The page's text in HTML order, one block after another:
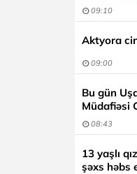
09:10
Aktyora
09:00
Bu gün
Müdafiəsi
08:43
13 yaşlı
şəxs həbs